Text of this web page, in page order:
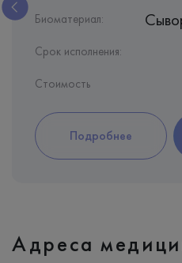
Биоматериал:
Срок исполнения:
Стоимость
Подробнее
Адреса